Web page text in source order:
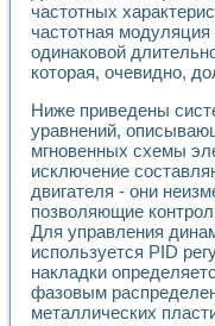
Развитие
Разработка
Об опыте
Технологии
Система
Партнеры
Академические
Учебные
Бизнес
Контакты
частотных
частотная
одинаковой
которая, очевидно,
Ниже приведены
уравнений,
мгновенных схемы
исключение
двигателя - они
позволяющие
Для управления
используется PID
накладки
фазовым
металлических